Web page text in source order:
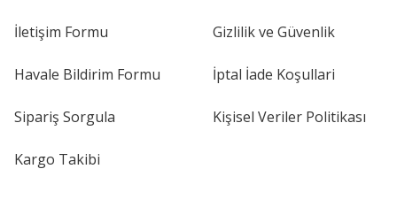
İletişim Formu
Havale Bildirim Formu
Sipariş Sorgula
Kargo Takibi
Gizlilik ve Güvenlik
İptal İade Koşullari
Kişisel Veriler Politikası